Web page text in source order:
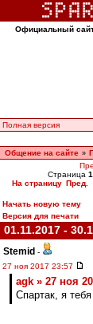
Официальный
Полная версия
Общение на сайте »
Страница
На страницу Пред.
Начать новую тему
Версия для печати
01.11.2017 -
Stemid -
27 ноя 2017 23:57
agk » 27 ноя
Спартак, я